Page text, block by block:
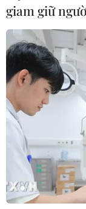
Minh ở Sri
25/11/2013 07:36
Ngày 25/11, Lễ
Minh đã diễn ra
Lanka.
giam giữ